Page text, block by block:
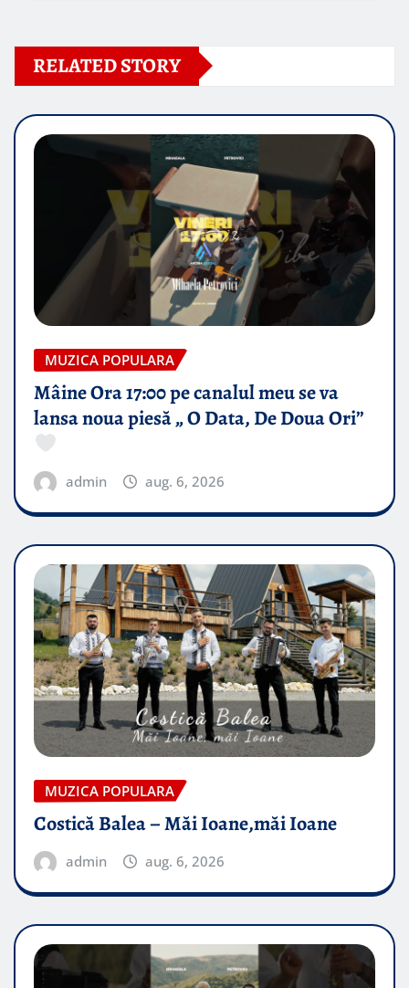
RELATED STORY
MUZICA POPULARA
Mâine Ora 17:00 pe canalul meu se va
lansa noua piesă „ O Data, De Doua Ori”
admin aug. 6, 2026
MUZICA POPULARA
Costică Balea – Măi Ioane,măi Ioane
admin aug. 6, 2026